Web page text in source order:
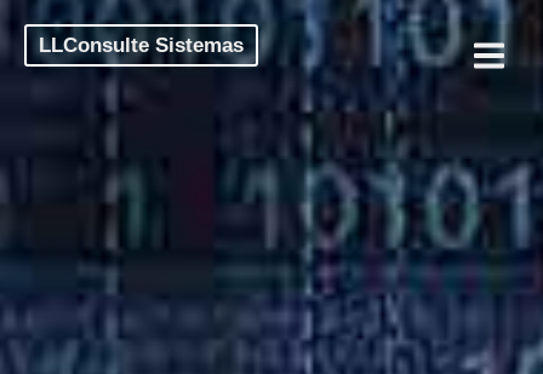
LLConsulte Sistemas